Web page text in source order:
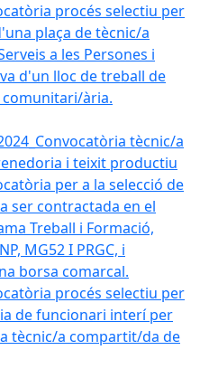
procés selectiu per
plaça de tècnic/a
a les Persones i
d'un lloc de treball de
ària.
tècnic/a
i teixit productiu
per a la selecció de
ser contractada en el
Treball i Formació,
MG52 I PRGC, i
borsa comarcal.
procés selectiu per
de funcionari interí per
tècnic/a compartit/da de